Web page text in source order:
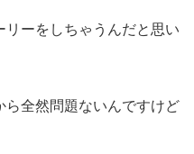
ーをしちゃうんだと思い
ら全然問題ないんですけど